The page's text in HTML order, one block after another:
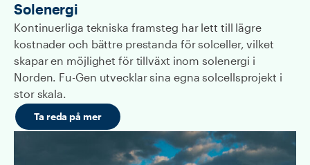
Solenergi
Kontinuerliga tekniska framsteg har lett till lägre
kostnader och bättre prestanda för solceller, vilket
skapar en möjlighet för tillväxt inom solenergi i
Norden. Fu-Gen utvecklar sina egna solcellsprojekt i
stor skala.
Ta reda på mer